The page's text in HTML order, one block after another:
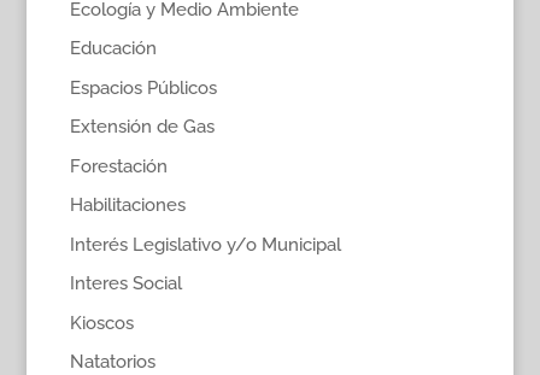
Ecología y Medio Ambiente
Educación
Espacios Públicos
Extensión de Gas
Forestación
Habilitaciones
Interés Legislativo y/o Municipal
Interes Social
Kioscos
Natatorios